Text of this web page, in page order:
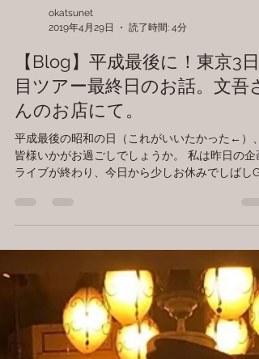
okatsunet
2019年4月29日
読了時間: 4分
【Blog】平成最後に！東京3日
目ツアー最終日のお話。文吾さ
んのお店にて。
平成最後の昭和の日（これがいいたかった←）、
県へ行ってきます（いいだろ～←） さてさて、
っかりご無沙汰してしまったブログを書こうとよ